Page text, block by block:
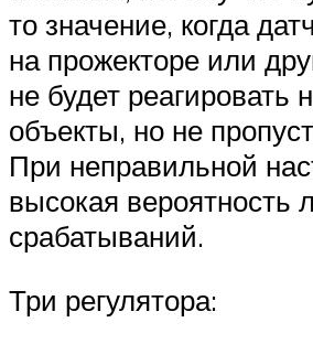
то значение, когда
на прожекторе или
не будет реагировать
объекты, но не
При неправильной
высокая вероятность
срабатываний.
Три регулятора: